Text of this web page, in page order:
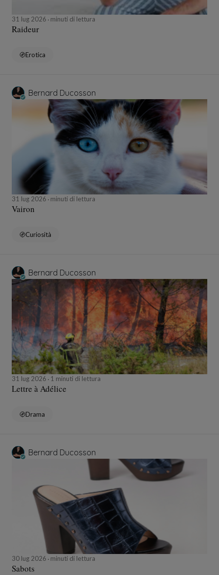
31 lug 2026 minuti di lettura
Raideur
Erotica
Bernard Ducosson
31 lug 2026 minuti di lettura
Vairon
Curiosità
Bernard Ducosson
31 lug 2026 1 minuti di lettura
Lettre à Adélice
Drama
Bernard Ducosson
30 lug 2026 minuti di lettura
Sabots